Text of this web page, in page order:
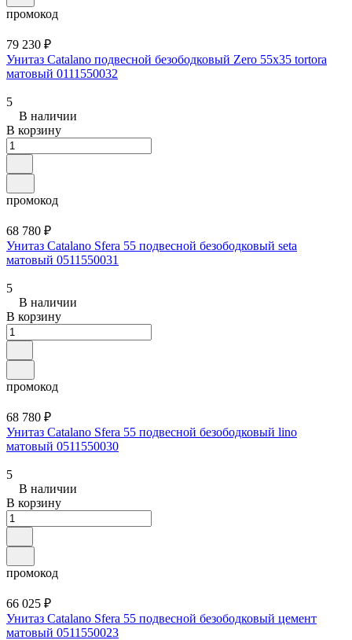
промокод
79 230 ₽
Унитаз Catalano подвесной безободковый Zero 55x35 tortora
матовый 0111550032
5
В наличии
В корзину
промокод
68 780 ₽
Унитаз Catalano Sfera 55 подвесной безободковый seta
матовый 0511550031
5
В наличии
В корзину
промокод
68 780 ₽
Унитаз Catalano Sfera 55 подвесной безободковый lino
матовый 0511550030
5
В наличии
В корзину
промокод
66 025 ₽
Унитаз Catalano Sfera 55 подвесной безободковый цемент
матовый 0511550023